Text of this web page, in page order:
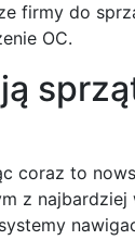
firmy do
OC.
coraz to
z